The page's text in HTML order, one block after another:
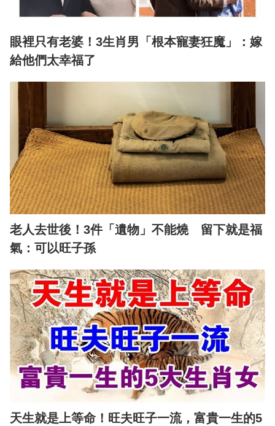
眼裡只有老婆！3生肖男「根本寵妻狂魔」：嫁
給他們太幸福了
老人去世後！3件「遺物」不能燒 留下就是福
氣：可以旺子孫
天生就是上等命！旺夫旺子一流，富貴一生的5